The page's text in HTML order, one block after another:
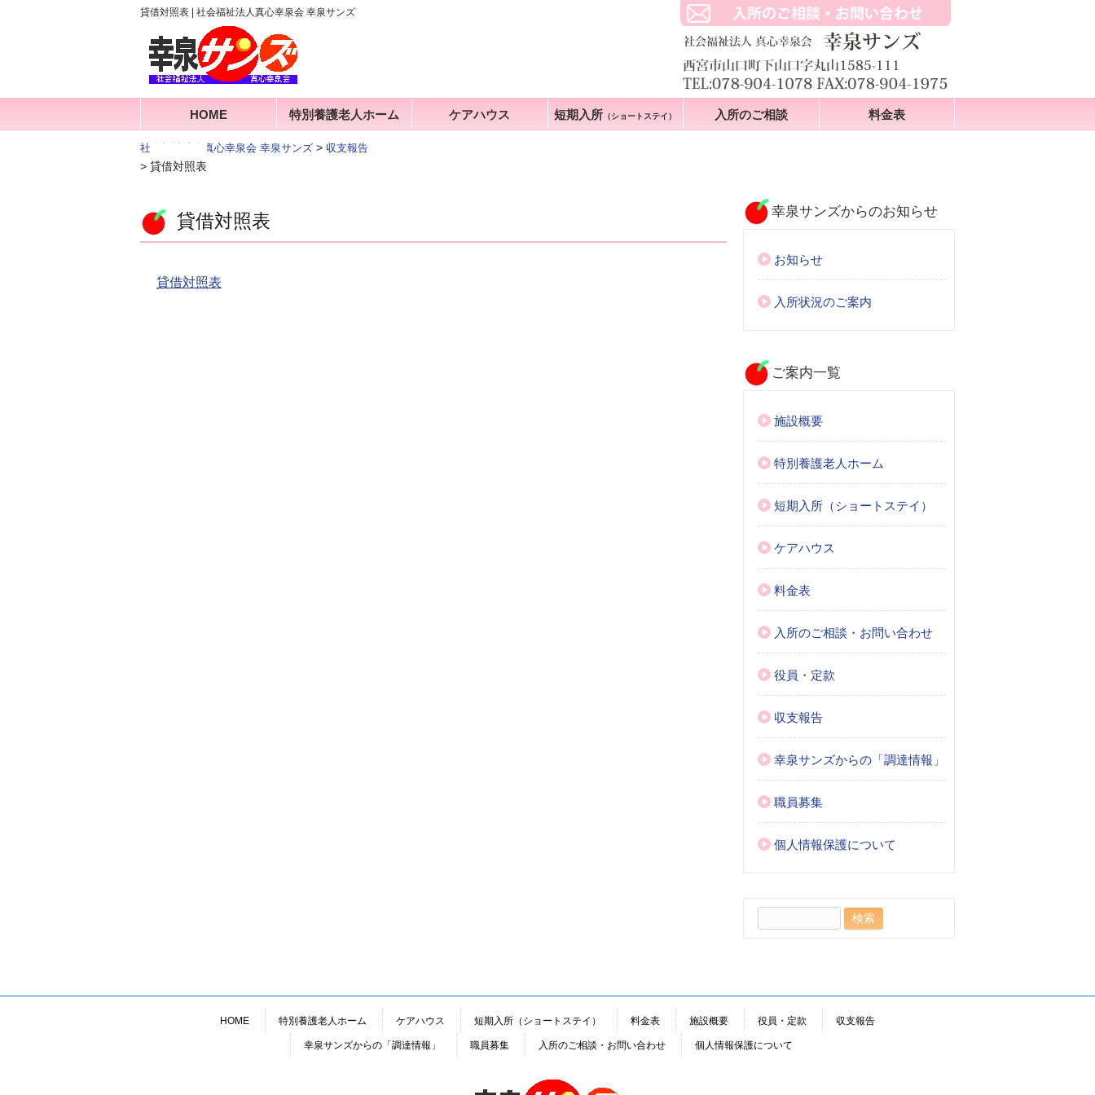
貸借対照表 | 社会福祉法人真心幸泉会 幸泉サンズ
HOME 特別養護老人ホーム ケアハウス 短期入所 （ショートステイ） 入所のご相談 料金表
社会福祉法人真心幸泉会 幸泉サンズ > 収支報告
> 貸借対照表
貸借対照表
貸借対照表
幸泉サンズからのお知らせ
お知らせ
入所状況のご案内
ご案内一覧
施設概要
特別養護老人ホーム
短期入所（ショートステイ）
ケアハウス
料金表
入所のご相談・お問い合わせ
役員・定款
収支報告
幸泉サンズからの「調達情報」
職員募集
個人情報保護について
HOME 特別養護老人ホーム ケアハウス 短期入所（ショートステイ） 料金表 施設概要 役員・定款 収支報告
幸泉サンズからの「調達情報」 職員募集 入所のご相談・お問い合わせ 個人情報保護について